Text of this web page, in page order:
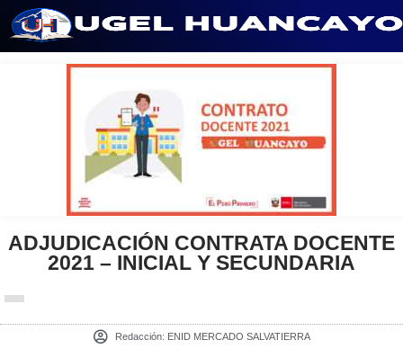
ADJUDICACIÓN CONTRATA DOCENTE
2021 – INICIAL Y SECUNDARIA
Redacción: ENID MERCADO SALVATIERRA